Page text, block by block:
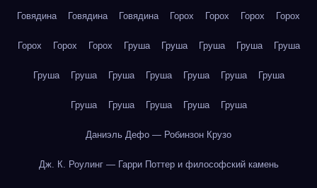
Говядина Говядина Говядина Горох Горох Горох Горох
Горох Горох Горох Груша Груша Груша Груша Груша
Груша Груша Груша Груша Груша Груша Груша
Груша Груша Груша Груша Груша
Даниэль Дефо — Робинзон Крузо
Дж. К. Роулинг — Гарри Поттер и философский камень